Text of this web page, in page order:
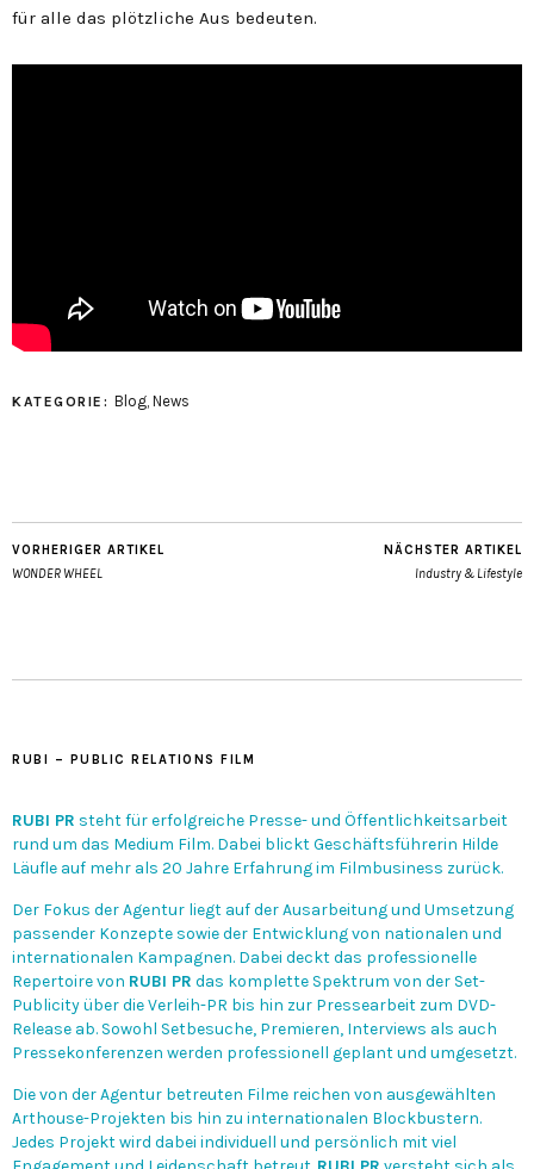
für alle das plötzliche Aus bedeuten.
KATEGORIE: Blog, News
VORHERIGER ARTIKEL
WONDER WHEEL
NÄCHSTER ARTIKEL
Industry & Lifestyle
RUBI – PUBLIC RELATIONS FILM
RUBI PR steht für erfolgreiche Presse- und Öffentlichkeitsarbeit
rund um das Medium Film. Dabei blickt Geschäftsführerin Hilde
Läufle auf mehr als 20 Jahre Erfahrung im Filmbusiness zurück.
Der Fokus der Agentur liegt auf der Ausarbeitung und Umsetzung
passender Konzepte sowie der Entwicklung von nationalen und
internationalen Kampagnen. Dabei deckt das professionelle
Repertoire von RUBI PR das komplette Spektrum von der Set-
Publicity über die Verleih-PR bis hin zur Pressearbeit zum DVD-
Release ab. Sowohl Setbesuche, Premieren, Interviews als auch
Pressekonferenzen werden professionell geplant und umgesetzt.
Die von der Agentur betreuten Filme reichen von ausgewählten
Arthouse-Projekten bis hin zu internationalen Blockbustern.
Jedes Projekt wird dabei individuell und persönlich mit viel